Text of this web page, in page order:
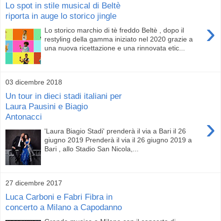
Lo spot in stile musical di Beltè
riporta in auge lo storico jingle
›
Lo storico marchio di tè freddo Beltè , dopo il
restyling della gamma iniziato nel 2020 grazie a
una nuova ricettazione e una rinnovata etic...
03 dicembre 2018
Un tour in dieci stadi italiani per
Laura Pausini e Biagio
Antonacci
›
'Laura Biagio Stadi' prenderà il via a Bari il 26
giugno 2019 Prenderà il via il 26 giugno 2019 a
Bari , allo Stadio San Nicola,...
27 dicembre 2017
Luca Carboni e Fabri Fibra in
concerto a Milano a Capodanno